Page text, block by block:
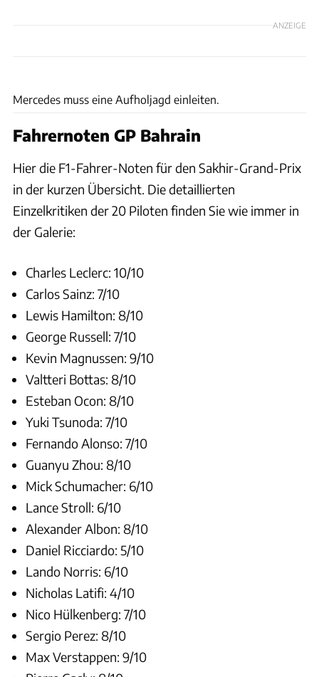
ANZEIGE
Mercedes muss eine Aufholjagd einleiten.
Fahrernoten GP Bahrain
Hier die F1-Fahrer-Noten für den Sakhir-Grand-Prix
in der kurzen Übersicht. Die detaillierten
Einzelkritiken der 20 Piloten finden Sie wie immer in
der Galerie:
Charles Leclerc: 10/10
Carlos Sainz: 7/10
Lewis Hamilton: 8/10
George Russell: 7/10
Kevin Magnussen: 9/10
Valtteri Bottas: 8/10
Esteban Ocon: 8/10
Yuki Tsunoda: 7/10
Fernando Alonso: 7/10
Guanyu Zhou: 8/10
Mick Schumacher: 6/10
Lance Stroll: 6/10
Alexander Albon: 8/10
Daniel Ricciardo: 5/10
Lando Norris: 6/10
Nicholas Latifi: 4/10
Nico Hülkenberg: 7/10
Sergio Perez: 8/10
Max Verstappen: 9/10